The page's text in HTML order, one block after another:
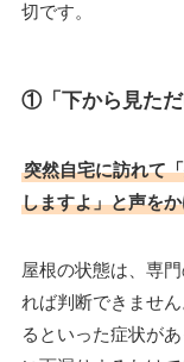
切です。
①「下から見ただ
突然自宅に訪れて
しますよ」と声を
屋根の状態は、専
れば判断できませ
るといった症状が